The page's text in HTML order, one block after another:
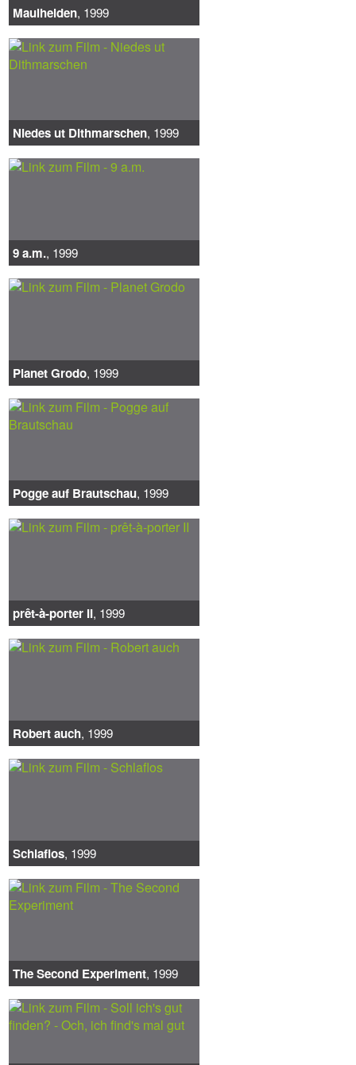
Maulhelden, 1999
Niedes ut Dithmarschen, 1999
9 a.m., 1999
Planet Grodo, 1999
Pogge auf Brautschau, 1999
prêt-à-porter II, 1999
Robert auch, 1999
Schlaflos, 1999
The Second Experiment, 1999